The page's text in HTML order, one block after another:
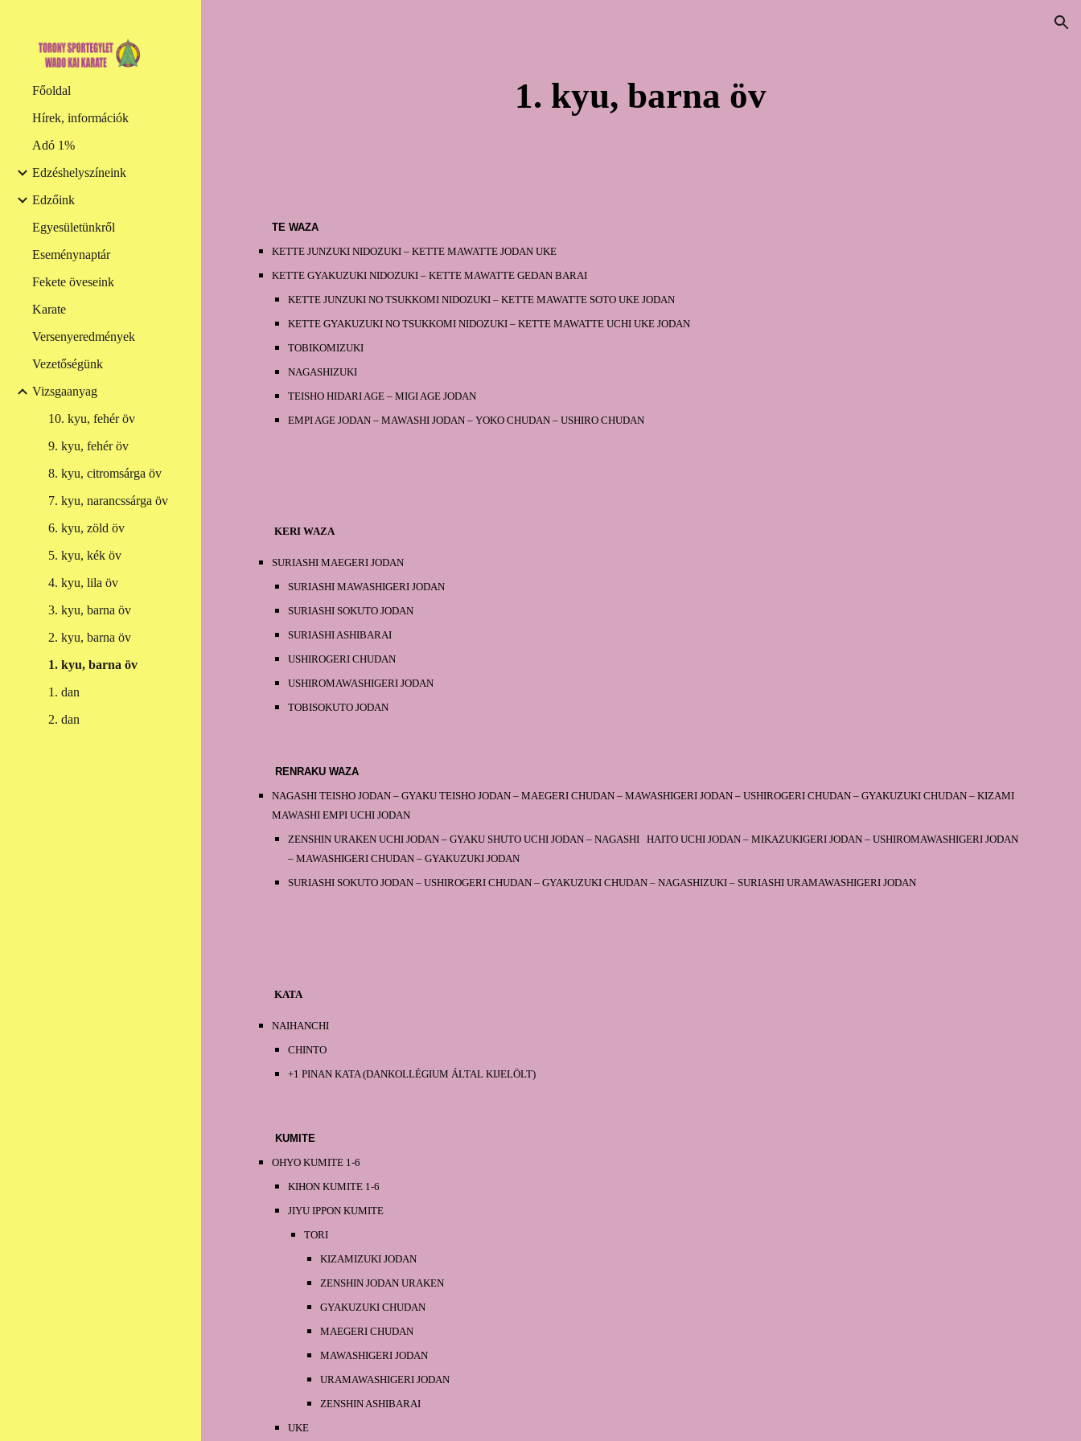
Főoldal
Hírek, információk
Adó 1%
Edzéshelyszíneink
Edzőink
Egyesületünkről
Eseménynaptár
Fekete öveseink
Karate
Versenyeredmények
Vezetőségünk
Vizsgaanyag
10. kyu, fehér öv
9. kyu, fehér öv
8. kyu, citromsárga öv
7. kyu, narancssárga öv
6. kyu, zöld öv
5. kyu, kék öv
4. kyu, lila öv
3. kyu, barna öv
2. kyu, barna öv
1. kyu, barna öv
1. dan
2. dan
1. kyu, barna öv
TE WAZA
KETTE JUNZUKI NIDOZUKI – KETTE MAWATTE JODAN UKE
KETTE GYAKUZUKI NIDOZUKI – KETTE MAWATTE GEDAN BARAI
KETTE JUNZUKI NO TSUKKOMI NIDOZUKI – KETTE MAWATTE SOTO UKE JODAN
KETTE GYAKUZUKI NO TSUKKOMI NIDOZUKI – KETTE MAWATTE UCHI UKE JODAN
TOBIKOMIZUKI
NAGASHIZUKI
TEISHO HIDARI AGE – MIGI AGE JODAN
EMPI AGE JODAN – MAWASHI JODAN – YOKO CHUDAN – USHIRO CHUDAN
KERI WAZA
SURIASHI MAEGERI JODAN
SURIASHI MAWASHIGERI JODAN
SURIASHI SOKUTO JODAN
SURIASHI ASHIBARAI
USHIROGERI CHUDAN
USHIROMAWASHIGERI JODAN
TOBISOKUTO JODAN
RENRAKU WAZA
NAGASHI TEISHO JODAN – GYAKU TEISHO JODAN – MAEGERI CHUDAN – MAWASHIGERI JODAN – USHIROGERI CHUDAN – GYAKUZUKI CHUDAN – KIZAMI
MAWASHI EMPI UCHI JODAN
ZENSHIN URAKEN UCHI JODAN – GYAKU SHUTO UCHI JODAN – NAGASHI HAITO UCHI JODAN – MIKAZUKIGERI JODAN – USHIROMAWASHIGERI JODAN
– MAWASHIGERI CHUDAN – GYAKUZUKI JODAN
SURIASHI SOKUTO JODAN – USHIROGERI CHUDAN – GYAKUZUKI CHUDAN – NAGASHIZUKI – SURIASHI URAMAWASHIGERI JODAN
KATA
NAIHANCHI
CHINTO
+1 PINAN KATA (DANKOLLÉGIUM ÁLTAL KIJELÖLT)
KUMITE
OHYO KUMITE 1-6
KIHON KUMITE 1-6
JIYU IPPON KUMITE
TORI
KIZAMIZUKI JODAN
ZENSHIN JODAN URAKEN
GYAKUZUKI CHUDAN
MAEGERI CHUDAN
MAWASHIGERI JODAN
URAMAWASHIGERI JODAN
ZENSHIN ASHIBARAI
UKE